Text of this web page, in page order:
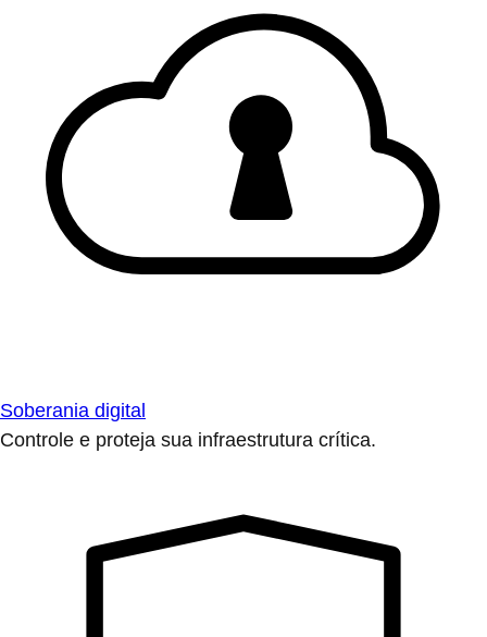
Soberania digital
Controle e proteja sua infraestrutura crítica.